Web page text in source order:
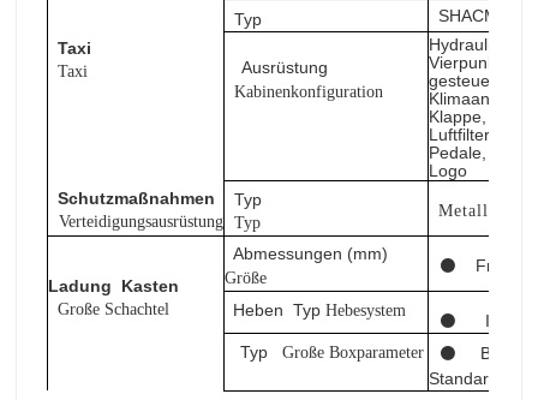
Taxi
Taxi
Typ SHACMAN
Ausrüstung
Kabinenkonfiguration
gesteuerte
Klimaanlage,
Klappe,
Luftfilter,
Pedale,
Logo
Schutzmaßnahmen
Verteidigungsausrüstung
Typ
Typ
Ladung Kasten
Große Schachtel
Abmessungen (mm)
Größe
⚫
Heben Typ Hebesystem
⚫
Typ
Große Boxparameter ⚫
Standard